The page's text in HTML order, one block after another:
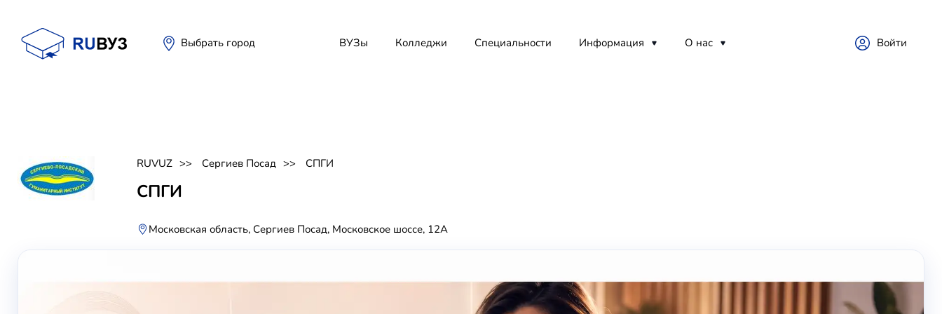
Выбрать город ВУЗы Колледжи Специальности Информация О нас Войти
RUVUZ Сергиев Посад СПГИ
СПГИ
Московская область, Сергиев Посад, Московское шоссе, 12А